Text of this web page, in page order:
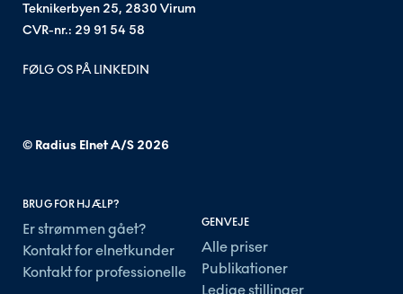
Teknikerbyen 25, 2830 Virum
CVR-nr.: 29 91 54 58
FØLG OS PÅ LINKEDIN
© Radius Elnet A/S 2026
BRUG FOR HJÆLP?
Er strømmen gået?
Kontakt for elnetkunder
Kontakt for professionelle
GENVEJE
Alle priser
Publikationer
Ledige stillinger